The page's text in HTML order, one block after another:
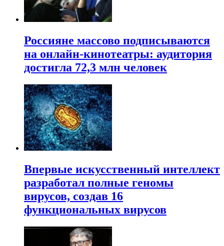
Россияне массово подписываются
на онлайн-кинотеатры: аудитория
достигла 72,3 млн человек
Впервые искусственный интеллект
разработал полные геномы
вирусов, создав 16
функциональных вирусов